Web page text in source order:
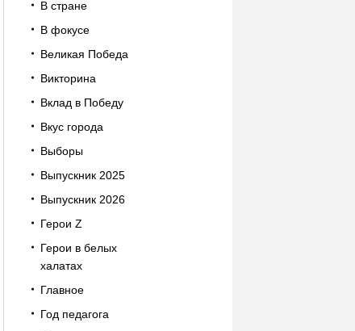
В стране
В фокусе
Великая Победа
Викторина
Вклад в Победу
Вкус города
Выборы
Выпускник 2025
Выпускник 2026
Герои Z
Герои в белых
халатах
Главное
Год педагога